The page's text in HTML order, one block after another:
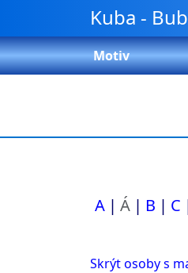
Přeskočit na obsah
Kuba -
Motiv
A Á B C
Skrýt osoby s